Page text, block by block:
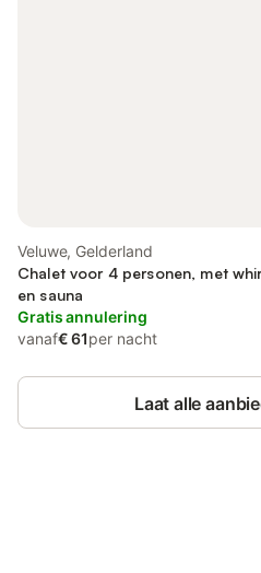
Veluwe, Gelderland
Chalet voor 4 personen, met
en sauna
Gratis annulering
vanaf€ 61per nacht
Laat alle